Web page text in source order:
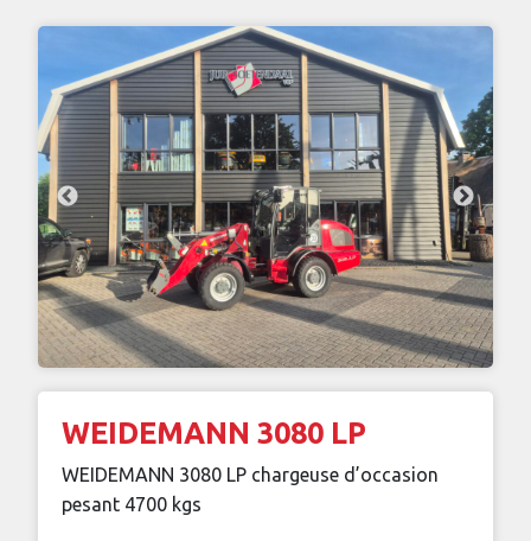
WEIDEMANN 3080 LP
WEIDEMANN 3080 LP chargeuse d’occasion
pesant 4700 kgs